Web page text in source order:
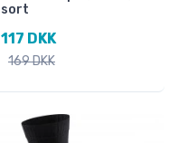
sort
117 DKK
169 DKK